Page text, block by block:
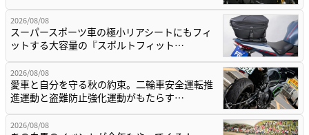
2026/08/08
スーパースポーツ車の極小リアシートにもフィ
ットする大容量の『スポルトフィット…
2026/08/08
愛車と自分を守る秋の約束。二輪車安全運転推
進運動と盗難防止強化運動がもたらす…
2026/08/08